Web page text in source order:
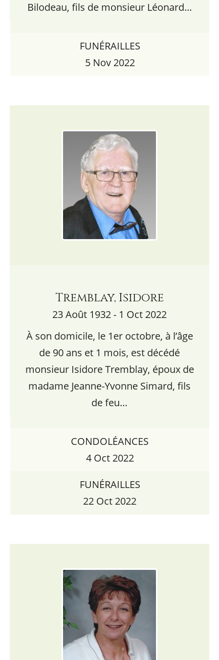
Bilodeau, fils de monsieur Léonard…
FUNÉRAILLES
5 Nov 2022
Tremblay, Isidore
23 Août 1932 - 1 Oct 2022
À son domicile, le 1er octobre, à l’âge
de 90 ans et 1 mois, est décédé
monsieur Isidore Tremblay, époux de
madame Jeanne-Yvonne Simard, fils
de feu…
CONDOLÉANCES
4 Oct 2022
FUNÉRAILLES
22 Oct 2022